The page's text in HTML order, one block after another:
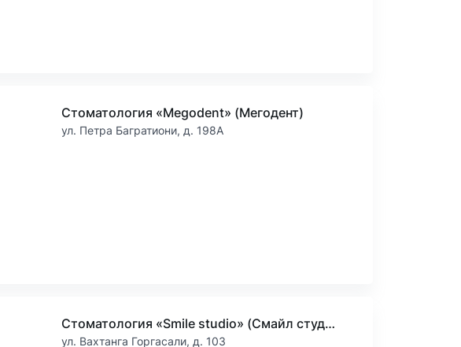
Стоматология «Megodent» (Мегодент)
ул. Петра Багратиони, д. 198А
Стоматология «Smile studio» (Смайл студио)
ул. Вахтанга Горгасали, д. 103